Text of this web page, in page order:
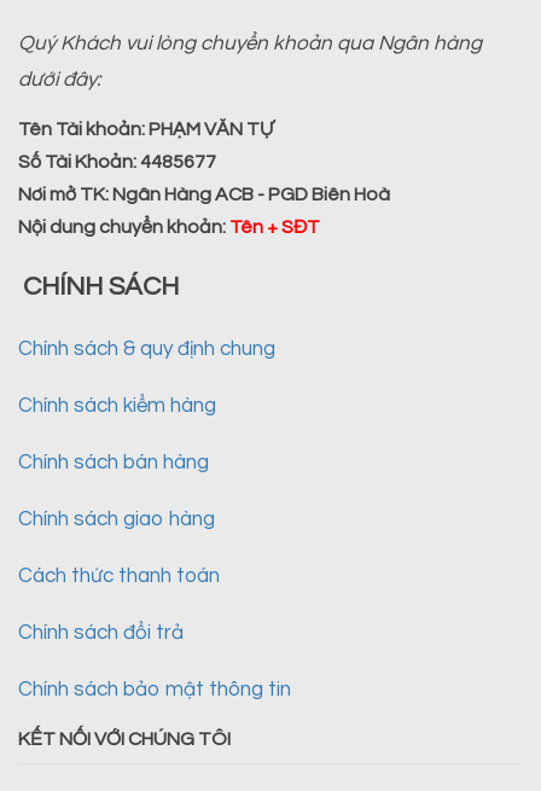
Quý Khách vui lòng chuyển khoản qua Ngân hàng
dưới đây:
Tên Tài khoản: PHẠM VĂN TỰ
Số Tài Khoản:4485677
Nơi mở TK: Ngân Hàng ACB - PGD Biên Hoà
Nội dung chuyển khoản: Tên + SĐT
CHÍNH SÁCH
Chính sách & quy định chung
Chính sách kiểm hàng
Chính sách bán hàng
Chính sách giao hàng
Cách thức thanh toán
Chính sách đổi trả
Chính sách bảo mật thông tin
KẾT NỐI VỚI CHÚNG TÔI